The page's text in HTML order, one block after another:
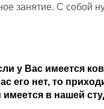
занятие. С собой
у Вас имеется
его нет, то
в нашей